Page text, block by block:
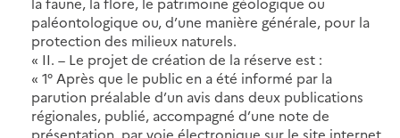
paléontologique ou, d’une manière générale, pour la
protection des milieux naturels.
« II. – Le projet de création de la réserve est :
« 1° Après que le public en a été informé par la
parution préalable d’un avis dans deux publications
régionales, publié, accompagné d’une note de
présentation, par voie électronique sur le site internet